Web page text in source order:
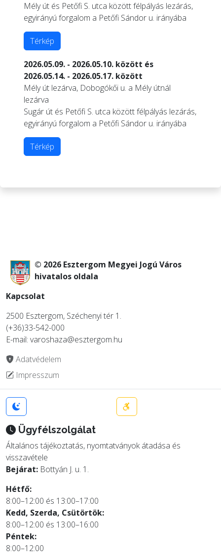
Mély út és Petőfi S. utca között félpályás lezárás,
egyirányú forgalom a Petőfi Sándor u. irányába
Térkép
2026.05.09. - 2026.05.10. között és
2026.05.14. - 2026.05.17. között
Mély út lezárva, Dobogókői u. a Mély útnál
lezárva
Sugár út és Petőfi S. utca között félpályás lezárás,
egyirányú forgalom a Petőfi Sándor u. irányába
Térkép
© 2026 Esztergom Megyei Jogú Város
hivatalos oldala
Kapcsolat
2500 Esztergom, Széchenyi tér 1.
(+36)33-542-000
E-mail: varoshaza@esztergom.hu
Adatvédelem
Impresszum
Ügyfélszolgálat
Általános tájékoztatás, nyomtatványok átadása és
visszavétele
Bejárat: Bottyán J. u. 1.
Hétfő:
8:00–12:00 és 13:00–17:00
Kedd, Szerda, Csütörtök:
8:00–12:00 és 13:00–16:00
Péntek:
8:00–12:00